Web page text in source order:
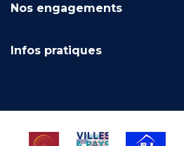
Nos engagements
Infos pratiques